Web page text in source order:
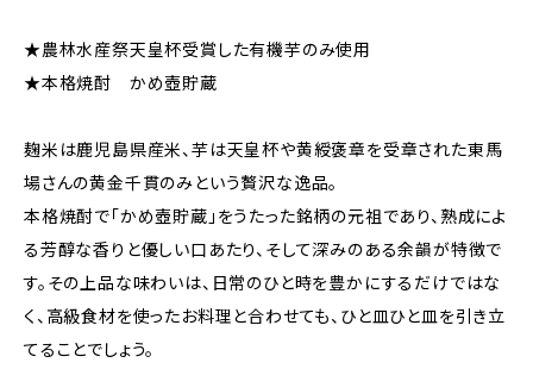
★農林水産祭天皇杯受賞した有機芋のみ使用
★本格焼酎 かめ壺貯蔵
麹米は鹿児島県産米、芋は天皇杯や黄綬褒章を受章された東馬
場さんの黄金千貫のみという贅沢な逸品。
本格焼酎で「かめ壺貯蔵」をうたった銘柄の元祖であり、熟成によ
る芳醇な香りと優しい口あたり、そして深みのある余韻が特徴で
す。その上品な味わいは、日常のひと時を豊かにするだけではな
く、高級食材を使ったお料理と合わせても、ひと皿ひと皿を引き立
てることでしょう。